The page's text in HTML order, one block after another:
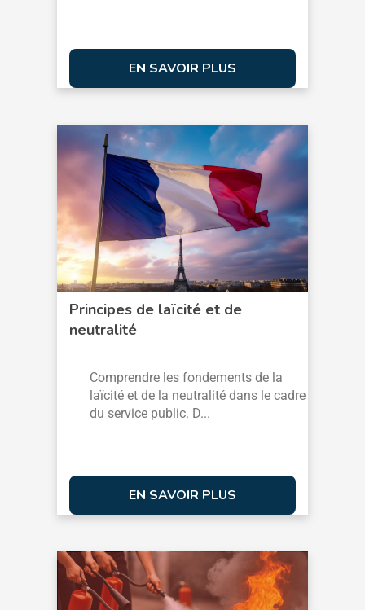
EN SAVOIR PLUS
Principes de laïcité et de
neutralité
Comprendre les fondements de la
laïcité et de la neutralité dans le cadre
du service public. D...
EN SAVOIR PLUS